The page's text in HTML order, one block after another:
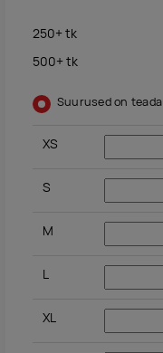
250+tk
500+tk
Suurused on teada
XS
S
M
L
XL